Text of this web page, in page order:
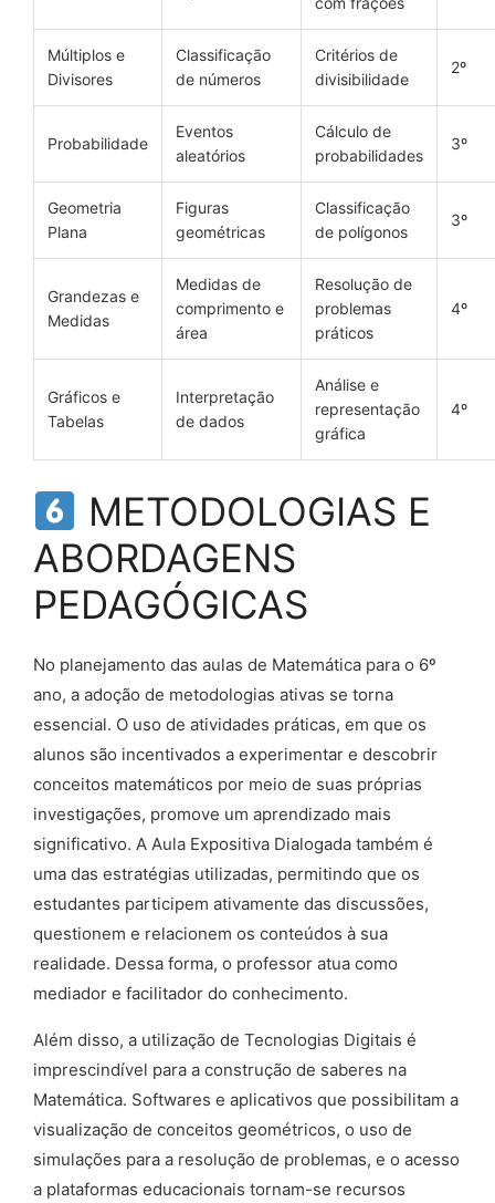
Múltiplos e
Divisores
Classificação
de números
Critérios de
divisibilidade
2º
Probabilidade
Eventos
aleatórios
Cálculo de
probabilidades
3º
Geometria
Plana
Figuras
geométricas
Classificação
de polígonos
3º
Grandezas e
Medidas
Medidas de
comprimento e
área
Resolução de
problemas
práticos
4º
Gráficos e
Tabelas
Interpretação
de dados
Análise e
representação
gráfica
4º
METODOLOGIAS E
ABORDAGENS
PEDAGÓGICAS
No planejamento das aulas de Matemática para o 6º
ano, a adoção de metodologias ativas se torna
essencial. O uso de atividades práticas, em que os
alunos são incentivados a experimentar e descobrir
conceitos matemáticos por meio de suas próprias
investigações, promove um aprendizado mais
significativo. A Aula Expositiva Dialogada também é
uma das estratégias utilizadas, permitindo que os
estudantes participem ativamente das discussões,
questionem e relacionem os conteúdos à sua
realidade. Dessa forma, o professor atua como
mediador e facilitador do conhecimento.
Além disso, a utilização de Tecnologias Digitais é
imprescindível para a construção de saberes na
Matemática. Softwares e aplicativos que possibilitam a
visualização de conceitos geométricos, o uso de
simulações para a resolução de problemas, e o acesso
a plataformas educacionais tornam-se recursos